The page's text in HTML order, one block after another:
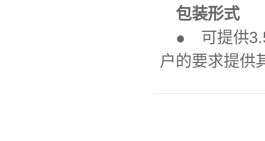
包装形式
● 可提供
户的要求提供